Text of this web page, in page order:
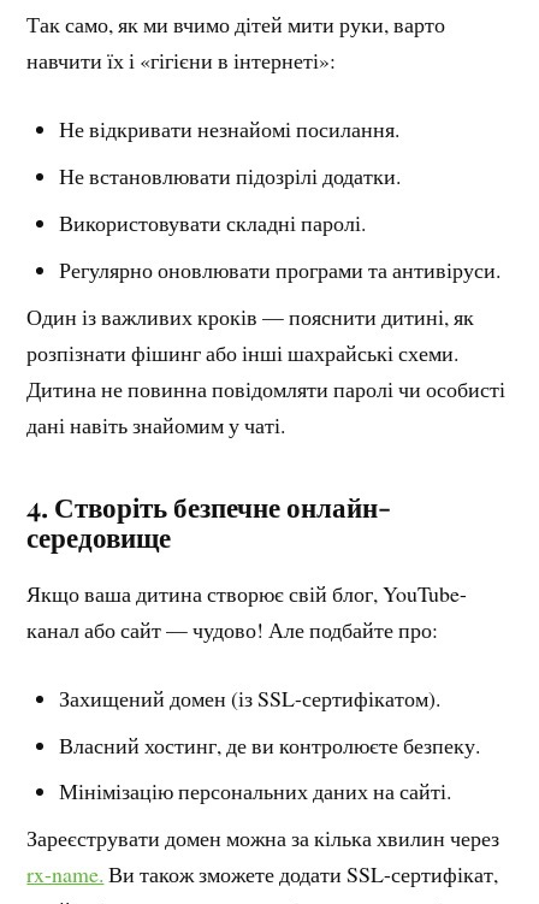
Так само, як ми вчимо дітей мити руки, варто
навчити їх і «гігієни в інтернеті»:
Не відкривати незнайомі посилання.
Не встановлювати підозрілі додатки.
Використовувати складні паролі.
Регулярно оновлювати програми та антивіруси.
Один із важливих кроків — пояснити дитині, як
розпізнати фішинг або інші шахрайські схеми.
Дитина не повинна повідомляти паролі чи особисті
дані навіть знайомим у чаті.
4. Створіть безпечне онлайн-
середовище
Якщо ваша дитина створює свій блог, YouTube-
канал або сайт — чудово! Але подбайте про:
Захищений домен (із SSL-сертифікатом).
Власний хостинг, де ви контролюєте безпеку.
Мінімізацію персональних даних на сайті.
Зареєструвати домен можна за кілька хвилин через
rx-name. Ви також зможете додати SSL-сертифікат,